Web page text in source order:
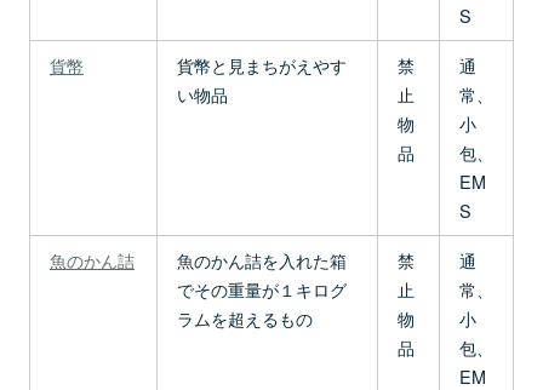
S
貨幣
貨幣と見まちがえやす
い物品
禁
止
物
品
通
常、
小
包、
EM
S
魚のかん詰
魚のかん詰を入れた箱
でその重量が１キログ
ラムを超えるもの
禁
止
物
品
通
常、
小
包、
EM